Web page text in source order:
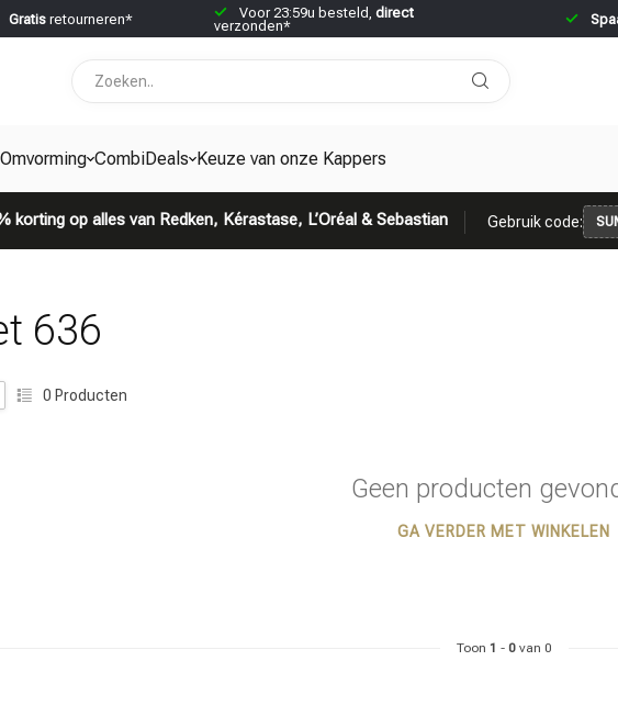
Gratisretourneren* Voor 23:59u besteld, direct
verzonden*
Omvorming CombiDeals Keuze van onze Kappers
korting op alles van Redken, Kérastase, L’Oréal & Sebastian Gebruik code:
ben jij naar op zoek?
636
0 Producten
Geen producten
GA VERDER MET WINKELEN
Toon 1 - 0van 0